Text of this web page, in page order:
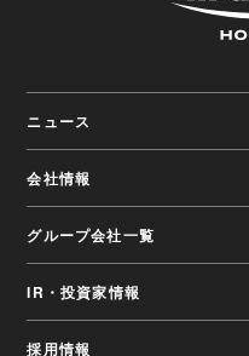
ニュース
会社情報
グループ会社一覧
IR・投資家情報
採用情報